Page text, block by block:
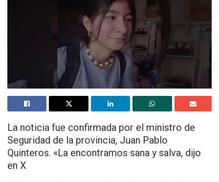
La noticia fue confirmada por el ministro de
Seguridad de la provincia, Juan Pablo
Quinteros. «La encontramos sana y salva, dijo
en X